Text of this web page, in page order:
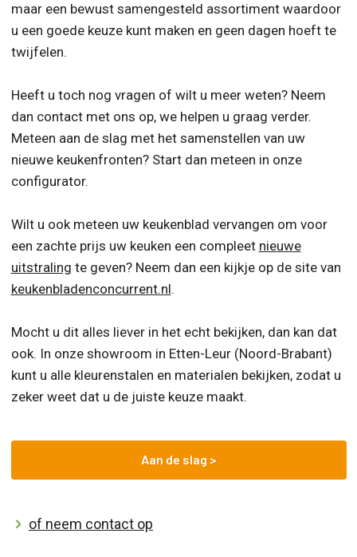
maar een bewust samengesteld assortiment waardoor
u een goede keuze kunt maken en geen dagen hoeft te
twijfelen.
Heeft u toch nog vragen of wilt u meer weten? Neem
dan contact met ons op, we helpen u graag verder.
Meteen aan de slag met het samenstellen van uw
nieuwe keukenfronten? Start dan meteen in onze
configurator.
Wilt u ook meteen uw keukenblad vervangen om voor
een zachte prijs uw keuken een compleet nieuwe
uitstraling te geven? Neem dan een kijkje op de site van
keukenbladenconcurrent.nl.
Mocht u dit alles liever in het echt bekijken, dan kan dat
ook. In onze showroom in Etten-Leur (Noord-Brabant)
kunt u alle kleurenstalen en materialen bekijken, zodat u
zeker weet dat u de juiste keuze maakt.
Aan de slag >
of neem contact op